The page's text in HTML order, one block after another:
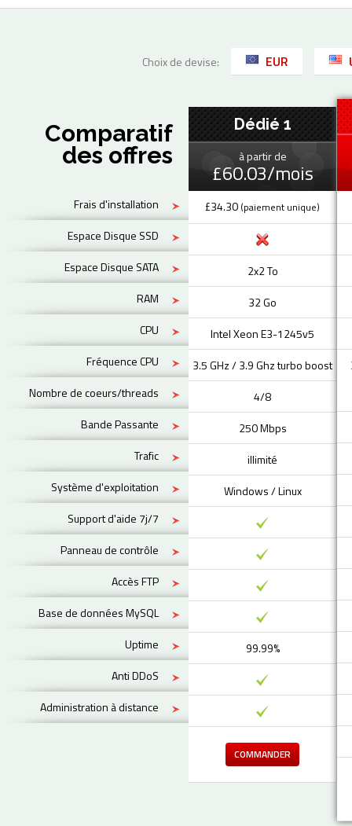
Choix de devise: EUR
Comparatif
des offres
Frais d'installation
Espace Disque SSD
Espace Disque SATA
RAM
CPU
Fréquence CPU
Nombre de coeurs/threads
Bande Passante
Trafic
Système d'exploitation
Support d'aide 7j/7
Panneau de contrôle
Accès FTP
Base de données MySQL
Uptime
Anti DDoS
Administration à distance
Dédié 1
à partir de
£60.03/mois
£34.30 (paiement unique)
2x2 To
32 Go
Intel Xeon E3-1245v5
3.5 GHz / 3.9 Ghz turbo boost
4/8
250 Mbps
illimité
Windows / Linux
99.99%
COMMANDER